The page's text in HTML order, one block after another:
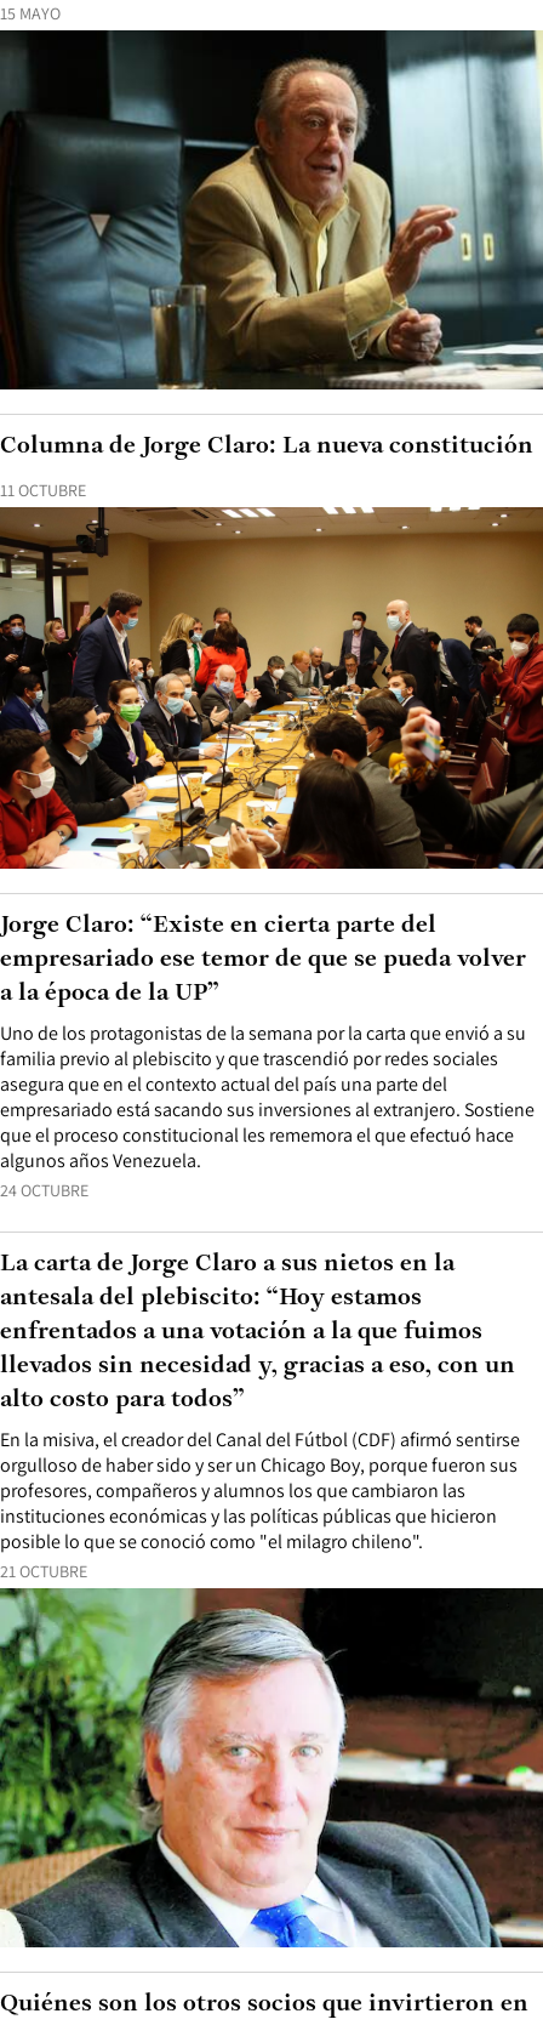
15 MAYO
11 OCTUBRE
Columna de Jorge Claro: La nueva constitución
24 OCTUBRE
Uno de los protagonistas de la semana por la carta que envió a su
familia previo al plebiscito y que trascendió por redes sociales
asegura que en el contexto actual del país una parte del
empresariado está sacando sus inversiones al extranjero. Sostiene
que el proceso constitucional les rememora el que efectuó hace
algunos años Venezuela.
Jorge Claro: “Existe en cierta parte del
empresariado ese temor de que se pueda volver
a la época de la UP”
21 OCTUBRE
En la misiva, el creador del Canal del Fútbol (CDF) afirmó sentirse
orgulloso de haber sido y ser un Chicago Boy, porque fueron sus
profesores, compañeros y alumnos los que cambiaron las
instituciones económicas y las políticas públicas que hicieron
posible lo que se conoció como "el milagro chileno".
La carta de Jorge Claro a sus nietos en la
antesala del plebiscito: “Hoy estamos
enfrentados a una votación a la que fuimos
llevados sin necesidad y, gracias a eso, con un
alto costo para todos”
Quiénes son los otros socios que invirtieron en